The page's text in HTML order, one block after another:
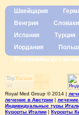
Швейцария
Венгрия
Испания
Турция
Иордания
Программы
Royal Med Group © 2014 |
лечение в Австрии |
Индивидуальные туры
Курорты Италии | Курорты